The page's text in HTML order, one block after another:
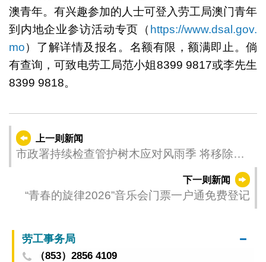
澳青年。有兴趣参加的人士可登入劳工局澳门青年
到内地企业参访活动专页（ https://www.dsal.gov.
mo）了解详情及报名。名额有限，额满即止。倘
有查询，可致电劳工局范小姐8399 9817或李先生
8399 9818。
上一则新闻
市政署持续检查管护树木应对风雨季 将移除多
下一则新闻
“青春的旋律2026”音乐会门票一户通免费登记
劳工事务局
（853）2856 4109